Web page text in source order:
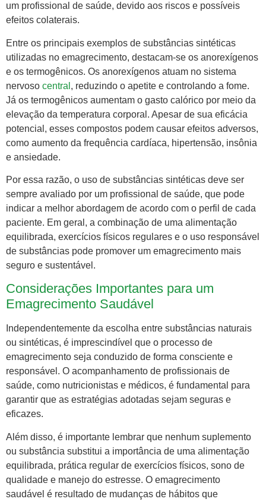
um profissional de saúde, devido aos riscos e possíveis
efeitos colaterais.
Entre os principais exemplos de substâncias sintéticas
utilizadas no emagrecimento, destacam-se os anorexígenos
e os termogênicos. Os anorexígenos atuam no sistema
nervoso central , reduzindo o apetite e controlando a fome.
Já os termogênicos aumentam o gasto calórico por meio da
elevação da temperatura corporal. Apesar de sua eficácia
potencial, esses compostos podem causar efeitos adversos,
como aumento da frequência cardíaca, hipertensão, insônia
e ansiedade.
Por essa razão, o uso de substâncias sintéticas deve ser
sempre avaliado por um profissional de saúde, que pode
indicar a melhor abordagem de acordo com o perfil de cada
paciente. Em geral, a combinação de uma alimentação
equilibrada, exercícios físicos regulares e o uso responsável
de substâncias pode promover um emagrecimento mais
seguro e sustentável.
Considerações Importantes para um
Emagrecimento Saudável
Independentemente da escolha entre substâncias naturais
ou sintéticas, é imprescindível que o processo de
emagrecimento seja conduzido de forma consciente e
responsável. O acompanhamento de profissionais de
saúde, como nutricionistas e médicos, é fundamental para
garantir que as estratégias adotadas sejam seguras e
eficazes.
Além disso, é importante lembrar que nenhum suplemento
ou substância substitui a importância de uma alimentação
equilibrada, prática regular de exercícios físicos, sono de
qualidade e manejo do estresse. O emagrecimento
saudável é resultado de mudanças de hábitos que